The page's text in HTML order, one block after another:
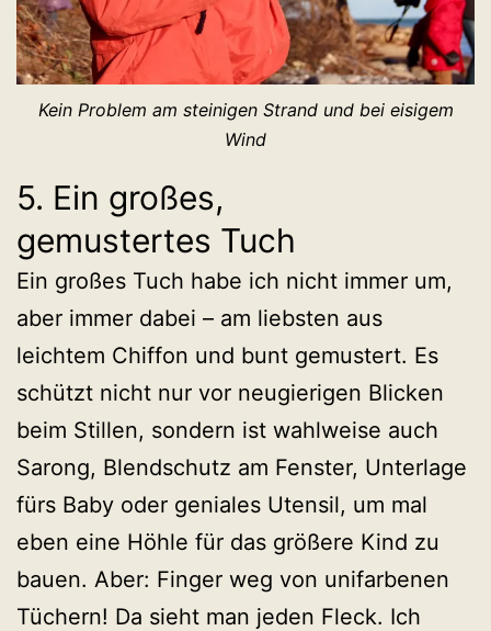
Kein Problem am steinigen Strand und bei eisigem
Wind
5. Ein großes,
gemustertes Tuch
Ein großes Tuch habe ich nicht immer um,
aber immer dabei – am liebsten aus
leichtem Chiffon und bunt gemustert. Es
schützt nicht nur vor neugierigen Blicken
beim Stillen, sondern ist wahlweise auch
Sarong, Blendschutz am Fenster, Unterlage
fürs Baby oder geniales Utensil, um mal
eben eine Höhle für das größere Kind zu
bauen. Aber: Finger weg von unifarbenen
Tüchern! Da sieht man jeden Fleck. Ich